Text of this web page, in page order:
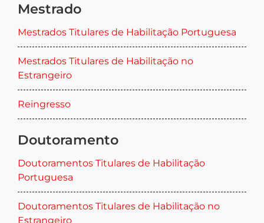
Mestrado
Mestrados Titulares de Habilitação Portuguesa
Mestrados Titulares de Habilitação no
Estrangeiro
Reingresso
Doutoramento
Doutoramentos Titulares de Habilitação
Portuguesa
Doutoramentos Titulares de Habilitação no
Estrangeiro